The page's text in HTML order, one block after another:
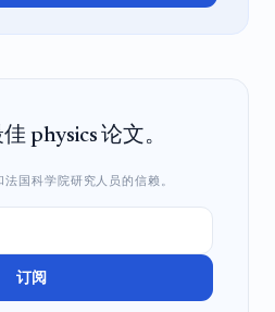
physics 论文。
国科学院研究人员的信赖。
订阅